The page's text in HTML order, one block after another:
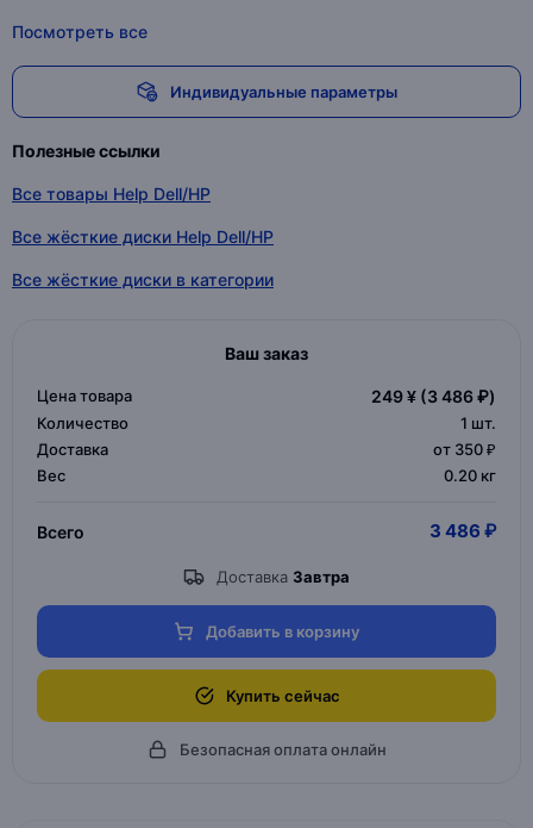
Посмотреть все
Индивидуальные параметры
Полезные ссылки
Все товары Help Dell/HP
Все жёсткие диски Help Dell/HP
Все жёсткие диски в категории
Ваш заказ
Цена товара 249 ¥ (3 486 ₽)
Количество 1 шт.
Доставка
от 350 ₽
Вес
0.20 кг
Всего 3 486 ₽
Доставка Завтра
Добавить в корзину
Купить сейчас
Безопасная оплата онлайн